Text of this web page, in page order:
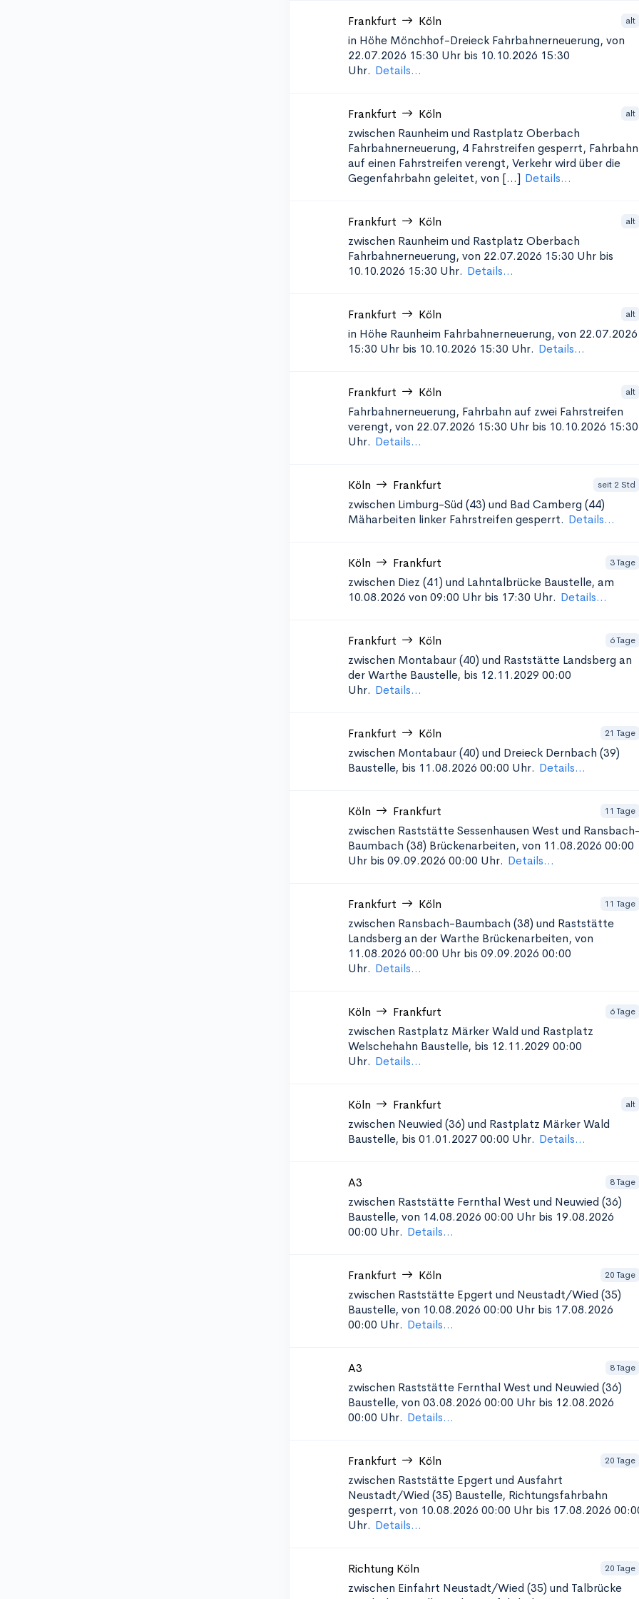
Frankfurt Köln alt
in Höhe Mönchhof-Dreieck Fahrbahnerneuerung, von
22.07.2026 15:30 Uhr bis 10.10.2026 15:30
Uhr. Details...
Frankfurt Köln alt
zwischen Raunheim und Rastplatz Oberbach
Fahrbahnerneuerung, 4 Fahrstreifen gesperrt, Fahrbahn
auf einen Fahrstreifen verengt, Verkehr wird über die
Gegenfahrbahn geleitet, von [...] Details...
Frankfurt Köln alt
zwischen Raunheim und Rastplatz Oberbach
Fahrbahnerneuerung, von 22.07.2026 15:30 Uhr bis
10.10.2026 15:30 Uhr. Details...
Frankfurt Köln alt
in Höhe Raunheim Fahrbahnerneuerung, von 22.07.2026
15:30 Uhr bis 10.10.2026 15:30 Uhr. Details...
Frankfurt Köln alt
Fahrbahnerneuerung, Fahrbahn auf zwei Fahrstreifen
verengt, von 22.07.2026 15:30 Uhr bis 10.10.2026 15:30
Uhr. Details...
Köln Frankfurt seit 2 Std
zwischen Limburg-Süd (43) und Bad Camberg (44)
Mäharbeiten linker Fahrstreifen gesperrt. Details...
Köln Frankfurt 3 Tage
zwischen Diez (41) und Lahntalbrücke Baustelle, am
10.08.2026 von 09:00 Uhr bis 17:30 Uhr. Details...
Frankfurt Köln 6 Tage
zwischen Montabaur (40) und Raststätte Landsberg an
der Warthe Baustelle, bis 12.11.2029 00:00
Uhr. Details...
Frankfurt Köln 21 Tage
zwischen Montabaur (40) und Dreieck Dernbach (39)
Baustelle, bis 11.08.2026 00:00 Uhr. Details...
Köln Frankfurt 11 Tage
zwischen Raststätte Sessenhausen West und
Baumbach (38) Brückenarbeiten, von 11.08.2026 00:00
Uhr bis 09.09.2026 00:00 Uhr. Details...
Frankfurt Köln 11 Tage
zwischen Ransbach-Baumbach (38) und Raststätte
Landsberg an der Warthe Brückenarbeiten, von
11.08.2026 00:00 Uhr bis 09.09.2026 00:00
Uhr. Details...
Köln Frankfurt 6 Tage
zwischen Rastplatz Märker Wald und Rastplatz
Welschehahn Baustelle, bis 12.11.2029 00:00
Uhr. Details...
Köln Frankfurt alt
zwischen Neuwied (36) und Rastplatz Märker Wald
Baustelle, bis 01.01.2027 00:00 Uhr. Details...
A3 8 Tage
zwischen Raststätte Fernthal West und Neuwied (36)
Baustelle, von 14.08.2026 00:00 Uhr bis 19.08.2026
00:00 Uhr. Details...
Frankfurt Köln 20 Tage
zwischen Raststätte Epgert und Neustadt/Wied (35)
Baustelle, von 10.08.2026 00:00 Uhr bis 17.08.2026
00:00 Uhr. Details...
A3 8 Tage
zwischen Raststätte Fernthal West und Neuwied (36)
Baustelle, von 03.08.2026 00:00 Uhr bis 12.08.2026
00:00 Uhr. Details...
Frankfurt Köln 20 Tage
zwischen Raststätte Epgert und Ausfahrt
Neustadt/Wied (35) Baustelle, Richtungsfahrbahn
gesperrt, von 10.08.2026 00:00 Uhr bis 17.08.2026
Uhr. Details...
Richtung Köln 20 Tage
zwischen Einfahrt Neustadt/Wied (35) und Talbrücke